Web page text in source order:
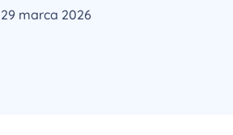
29 marca 2026